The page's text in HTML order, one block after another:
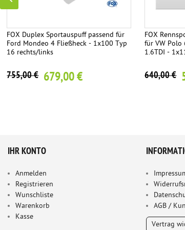
FOX Duplex Sportauspuff passend für
Ford Mondeo 4 Fließheck - 1x100 Typ
16 rechts/links
755,00 € 679,00 €
FOX
für VW Polo
1.6TDI -
640,00 €
IHR KONTO
Anmelden
Registrieren
Wunschliste
Warenkorb
Kasse
AGB /
Vertrag